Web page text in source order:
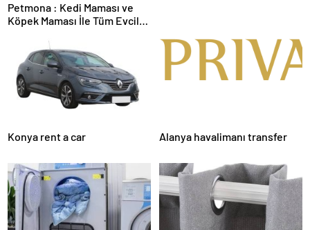
Petmona : Kedi Maması ve
Köpek Maması İle Tüm Evcil
Konya rent a car Alanya havalimanı transfer